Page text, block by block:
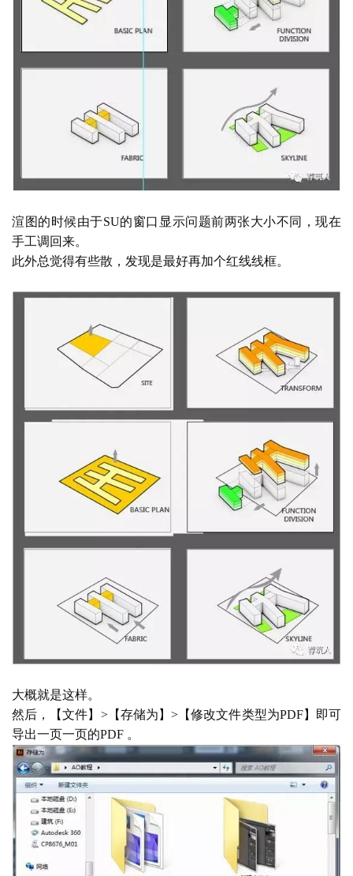
渲图的时候由于SU的窗口显示问题前两张大小不同，现在
手工调回来。
此外总觉得有些散，发现是最好再加个红线线框。
大概就是这样。
然后，【文件】 >【存储为】>【修改文件类型为PDF】即可
导出一页一页的PDF 。